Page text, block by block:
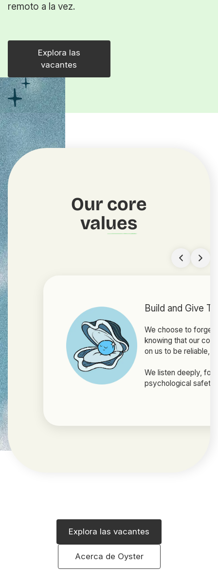
remoto a la vez.
Explora las
vacantes
Our core
values
Build and Give
We choose to forge
knowing that our
on us to be reliable,
We listen deeply,
psychological safety
Explora las vacantes
Acerca de Oyster